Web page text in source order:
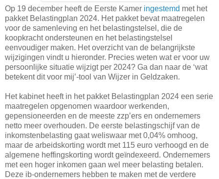
Op 19 december heeft de Eerste Kamer ingestemd met het
pakket Belastingplan 2024. Het pakket bevat maatregelen
voor de samenleving en het belastingstelsel, die de
koopkracht ondersteunen en het belastingstelsel
eenvoudiger maken. Het overzicht van de belangrijkste
wijzigingen vindt u hieronder. Precies weten wat er voor uw
persoonlijke situatie wijzigt per 2024? Ga dan naar de ‘wat
betekent dit voor mij’-tool van Wijzer in Geldzaken.
Het kabinet heeft in het pakket Belastingplan 2024 een serie
maatregelen opgenomen waardoor werkenden,
gepensioneerden en de meeste zzp’ers en ondernemers
netto meer overhouden. De eerste belastingschijf van de
inkomstenbelasting gaat weliswaar met 0,04% omhoog,
maar de arbeidskorting wordt met 115 euro verhoogd en de
algemene heffingskorting wordt geïndexeerd. Ondernemers
met een hoger inkomen gaan wel meer belasting betalen.
Deze ib-ondernemers hebben te maken met de verdere